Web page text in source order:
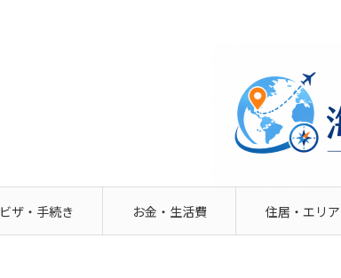
ビザ・手続き お金・生活費 住居・エリア